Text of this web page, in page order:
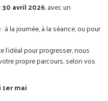
avril 2026, avec un
la journée, à la séance, ou pour
l’idéal pour progresser, nous
propre parcours, selon vos
mai